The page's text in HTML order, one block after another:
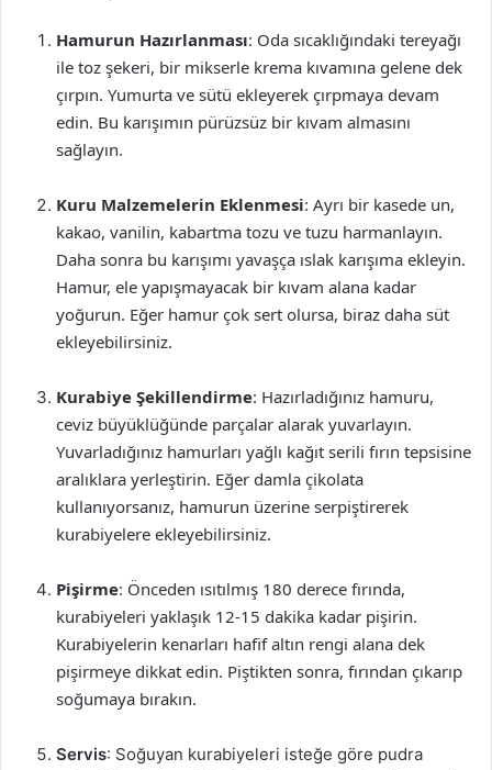
Hamurun Hazırlanması: Oda sıcaklığındaki tereyağı
ile toz şekeri, bir mikserle krema kıvamına gelene dek
çırpın. Yumurta ve sütü ekleyerek çırpmaya devam
edin. Bu karışımın pürüzsüz bir kıvam almasını
sağlayın.
Kuru Malzemelerin Eklenmesi: Ayrı bir kasede un,
kakao, vanilin, kabartma tozu ve tuzu harmanlayın.
Daha sonra bu karışımı yavaşça ıslak karışıma ekleyin.
Hamur, ele yapışmayacak bir kıvam alana kadar
yoğurun. Eğer hamur çok sert olursa, biraz daha süt
ekleyebilirsiniz.
Kurabiye Şekillendirme: Hazırladığınız hamuru,
ceviz büyüklüğünde parçalar alarak yuvarlayın.
Yuvarladığınız hamurları yağlı kağıt serili fırın tepsisine
aralıklara yerleştirin. Eğer damla çikolata
kullanıyorsanız, hamurun üzerine serpiştirerek
kurabiyelere ekleyebilirsiniz.
Pişirme: Önceden ısıtılmış 180 derece fırında,
kurabiyeleri yaklaşık 12-15 dakika kadar pişirin.
Kurabiyelerin kenarları hafif altın rengi alana dek
pişirmeye dikkat edin. Piştikten sonra, fırından çıkarıp
soğumaya bırakın.
Servis: Soğuyan kurabiyeleri isteğe göre pudra